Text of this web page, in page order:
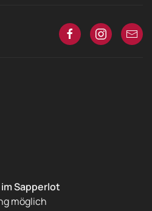
Sapperlot
möglich